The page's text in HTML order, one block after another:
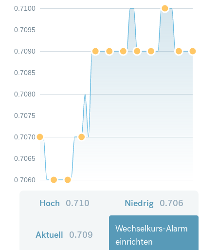
0.7060
0.7065
0.7070
0.7075
0.7080
0.7085
0.7090
0.7095
0.7100
Hoch 0.710 Niedrig 0.706
Aktuell 0.709
Wechselkurs-Alarm
einrichten